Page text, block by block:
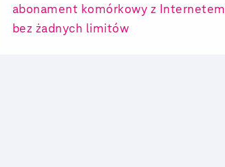
abonament komórkowy z Internetem
bez żadnych limitów